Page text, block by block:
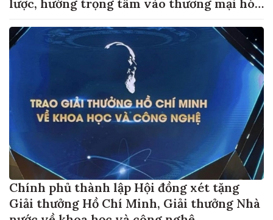
lược, hướng trọng tâm vào thương mại hóa
Chính phủ thành lập Hội đồng xét tặng
Giải thưởng Hồ Chí Minh, Giải thưởng Nhà